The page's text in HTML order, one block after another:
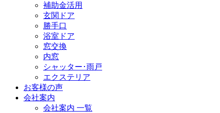
補助金活用
玄関ドア
勝手口
浴室ドア
窓交換
内窓
シャッター･雨戸
エクステリア
お客様の声
会社案内
会社案内 一覧